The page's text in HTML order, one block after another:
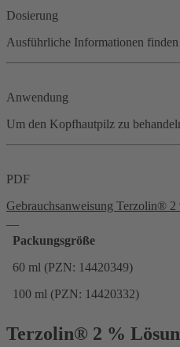
Dosierung
Ausführliche Informationen finden
Anwendung
Um den Kopfhautpilz zu
PDF
Gebrauchsanweisung Terzolin® 2
Packungsgröße
60 ml (PZN: 14420349)
100 ml (PZN: 14420332)
Terzolin® 2 %